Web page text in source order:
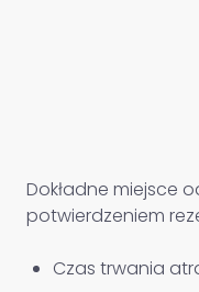
Dokładne miejsce
potwierdzeniem
Czas trwania